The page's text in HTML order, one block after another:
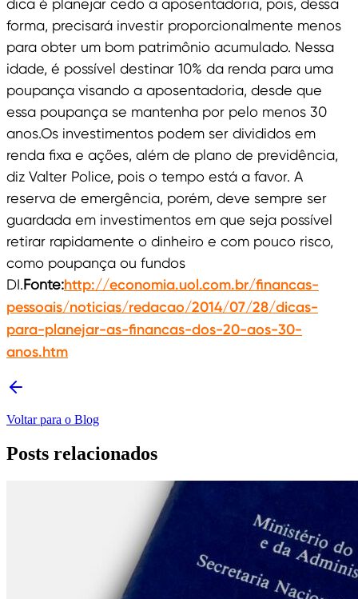
dica é planejar cedo a aposentadoria, pois, dessa
forma, precisará investir proporcionalmente menos
para obter um bom patrimônio acumulado. Nessa
idade, é possível destinar 10% da renda para uma
poupança visando a aposentadoria, desde que
essa poupança se mantenha por pelo menos 30
anos.Os investimentos podem ser divididos em
renda fixa e ações, além de plano de previdência,
diz Valter Police, pois o tempo está a favor. A
reserva de emergência, porém, deve sempre ser
guardada em investimentos em que seja possível
retirar rapidamente o dinheiro e com pouco risco,
como poupança ou fundos
DI.Fonte:http://economia.uol.com.br/financas-
pessoais/noticias/redacao/2014/07/28/dicas-
para-planejar-as-financas-dos-20-aos-30-
anos.htm
Voltar para o Blog
Posts relacionados